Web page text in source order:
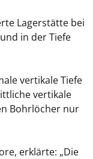
Lagerstätte bei
in der Tiefe
vertikale Tiefe
vertikale
Bohrlöcher nur
erklärte: „Die